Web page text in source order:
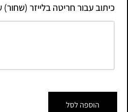
כיתוב עבור חריטה בלייזר (שחור)
הוספה לסל